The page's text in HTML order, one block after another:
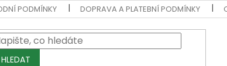
PODMÍNKY DOPRAVA A PLATEBNÍ PODMÍNKY
HLEDAT